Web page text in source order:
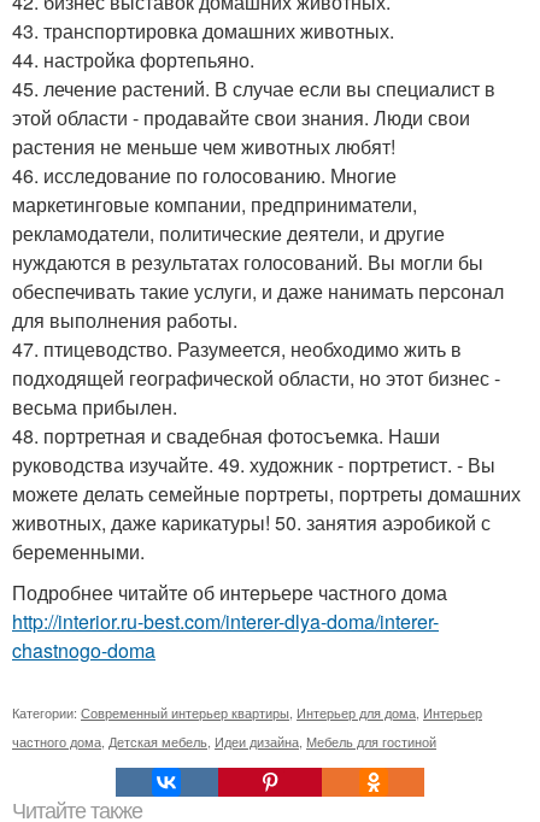
43. транспортировка домашних животных.
44. настройка фортепьяно.
45. лечение растений. В случае если вы специалист в
этой области - продавайте свои знания. Люди свои
растения не меньше чем животных любят!
46. исследование по голосованию. Многие
маркетинговые компании, предприниматели,
рекламодатели, политические деятели, и другие
нуждаются в результатах голосований. Вы могли бы
обеспечивать такие услуги, и даже нанимать персонал
для выполнения работы.
47. птицеводство. Разумеется, необходимо жить в
подходящей географической области, но этот бизнес -
весьма прибылен.
48. портретная и свадебная фотосъемка. Наши
руководства изучайте. 49. художник - портретист. - Вы
можете делать семейные портреты, портреты домашних
животных, даже карикатуры! 50. занятия аэробикой с
беременными.
Подробнее читайте об интерьере частного дома
http://interior.ru-best.com/interer-dlya-doma/interer-
chastnogo-doma
Категории: Современный интерьер квартиры Интерьер для дома Интерьер
частного дома Детская мебель Идеи дизайна Мебель для гостиной
Читайте также